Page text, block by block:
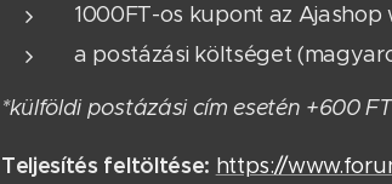
1000FT-os kupont az Ajashop
a postázási költséget
*külföldi postázási cím esetén +600
Teljesítés feltöltése: https://